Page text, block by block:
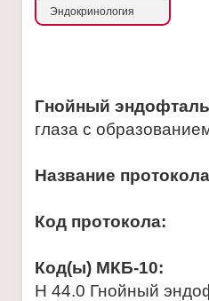
Эндокринология
Гнойный
глаза с
Название
Код протокола:
Код(ы) МКБ-10:
Н 44.0 Гнойный